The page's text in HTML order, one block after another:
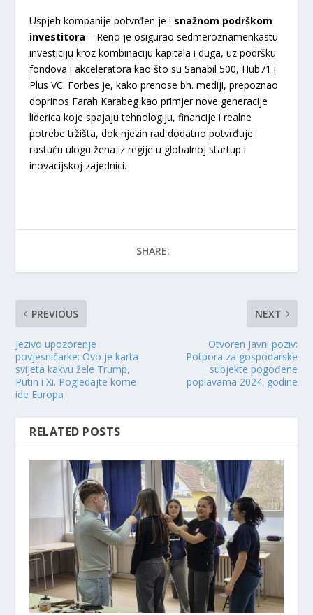
Uspjeh kompanije potvrđen je i snažnom podrškom
investitora – Reno je osigurao sedmeroznamenkastu
investiciju kroz kombinaciju kapitala i duga, uz podršku
fondova i akceleratora kao što su Sanabil 500, Hub71 i
Plus VC. Forbes je, kako prenose bh. mediji, prepoznao
doprinos Farah Karabeg kao primjer nove generacije
liderica koje spajaju tehnologiju, financije i realne
potrebe tržišta, dok njezin rad dodatno potvrđuje
rastuću ulogu žena iz regije u globalnoj startup i
inovacijskoj zajednici.
SHARE:
PREVIOUS
Jezivo upozorenje
povjesničarke: Ovo je karta
svijeta kakvu žele Trump,
Putin i Xi. Pogledajte kome
ide Europa
NEXT
Otvoren Javni poziv:
Potpora za gospodarske
subjekte pogođene
poplavama 2024. godine
RELATED POSTS